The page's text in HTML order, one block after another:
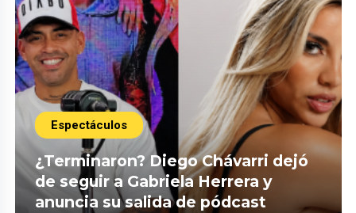
Espectáculos
¿Terminaron? Diego Chávarri dejó
de seguir a Gabriela Herrera y
anuncia su salida de pódcast